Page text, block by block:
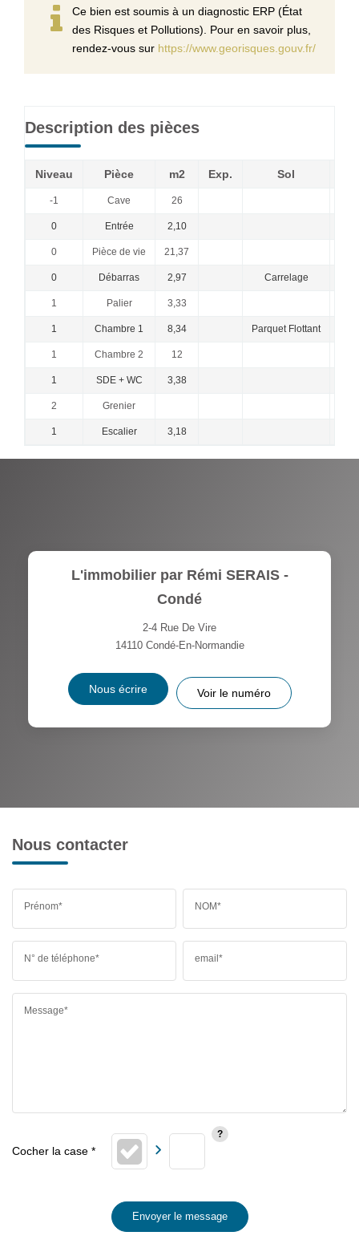
Ce bien est soumis à un diagnostic ERP (État
des Risques et Pollutions). Pour en savoir plus,
rendez-vous sur https://www.georisques.gouv.fr/
Description des pièces
Niveau Pièce m2 Exp. Sol
-1 Cave 26
0 Entrée 2,10
0 Pièce de vie 21,37
0 Débarras 2,97 Carrelage
1 Palier 3,33
1 Chambre 1 8,34 Parquet Flottant
1 Chambre 2 12
1 SDE + WC 3,38
2 Grenier
1 Escalier 3,18
L'immobilier par Rémi SERAIS -
Condé
2-4 Rue De Vire
14110 Condé-En-Normandie
Nous écrire Voir le numéro
Nous contacter
Prénom* NOM*
N° de téléphone* email*
Message*
Envoyer le message